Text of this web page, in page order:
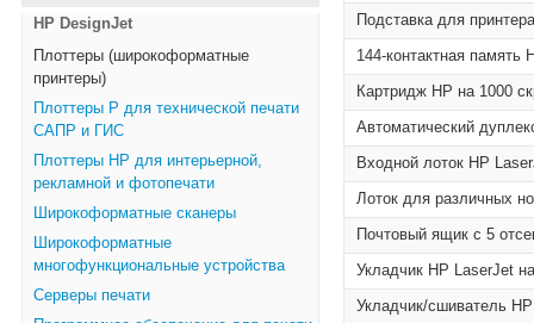
HP DesignJet
Плоттеры (широкоформатные
принтеры)
Плоттеры Р для технической печати
САПР и ГИС
Плоттеры НР для интерьерной,
рекламной и фотопечати
Широкоформатные сканеры
Широкоформатные
многофункциональные устройства
Серверы печати
Подставка для
144-контактная
Картридж HP на 1000
Автоматический
Входной лоток HP
Лоток для различных
Почтовый ящик с 5
Укладчик HP LaserJet
Укладчик/сшиватель